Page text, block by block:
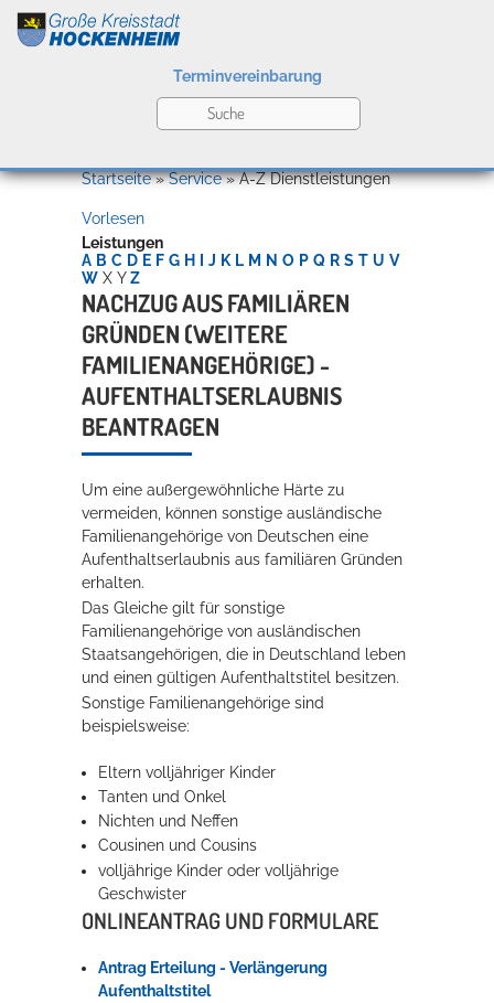
Kultur
Bildung
Wirtschaft
Rathaus
Service
Terminvereinbarung
Willkommen in Hockenheim
Konzerte, Tagungen und vieles mehr
Die Stadthalle Hockenheim bietet den perfekten Standort für Events
mehr dazu...
Startseite»Service»A-Z Dienstleistungen
Vorlesen
Leistungen
A B C D E F G H J K L M N O P Q R S T U V
W X Y Z
NACHZUG AUS FAMILIÄREN
GRÜNDEN (WEITERE
FAMILIENANGEHÖRIGE) -
AUFENTHALTSERLAUBNIS
BEANTRAGEN
Um eine außergewöhnliche Härte zu
vermeiden, können sonstige ausländische
Familienangehörige von Deutschen eine
Aufenthaltserlaubnis aus familiären Gründen
erhalten.
Das Gleiche gilt für sonstige
Familienangehörige von ausländischen
Staatsangehörigen, die in Deutschland leben
und einen gültigen Aufenthaltstitel besitzen.
Sonstige Familienangehörige sind
beispielsweise:
Eltern volljähriger Kinder
Tanten und Onkel
Nichten und Neffen
Cousinen und Cousins
volljährige Kinder oder volljährige
Geschwister
ONLINEANTRAG UND FORMULARE
Antrag Erteilung - Verlängerung
Aufenthaltstitel